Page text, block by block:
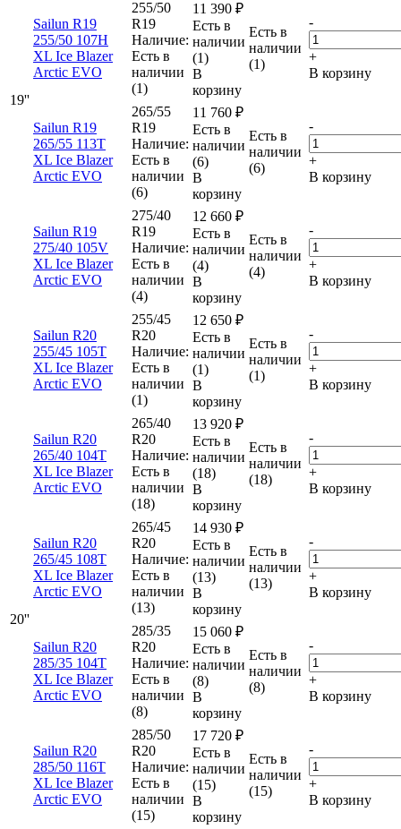
19''
Sailun R19
255/50 107H
XL Ice Blazer
Arctic EVO
255/50
R19
Наличие:
Есть в
наличии
(1)
11 390 ₽
Есть в
наличии
(1)
В
корзину
Есть в
наличии
(1)
-
+
В корзину
Sailun R19
265/55 113T
XL Ice Blazer
Arctic EVO
265/55
R19
Наличие:
Есть в
наличии
(6)
11 760 ₽
Есть в
наличии
(6)
В
корзину
Есть в
наличии
(6)
-
+
В корзину
Sailun R19
275/40 105V
XL Ice Blazer
Arctic EVO
275/40
R19
Наличие:
Есть в
наличии
(4)
12 660 ₽
Есть в
наличии
(4)
В
корзину
Есть в
наличии
(4)
-
+
В корзину
20''
Sailun R20
255/45 105T
XL Ice Blazer
Arctic EVO
255/45
R20
Наличие:
Есть в
наличии
(1)
12 650 ₽
Есть в
наличии
(1)
В
корзину
Есть в
наличии
(1)
-
+
В корзину
Sailun R20
265/40 104T
XL Ice Blazer
Arctic EVO
265/40
R20
Наличие:
Есть в
наличии
(18)
13 920 ₽
Есть в
наличии
(18)
В
корзину
Есть в
наличии
(18)
-
+
В корзину
Sailun R20
265/45 108T
XL Ice Blazer
Arctic EVO
265/45
R20
Наличие:
Есть в
наличии
(13)
14 930 ₽
Есть в
наличии
(13)
В
корзину
Есть в
наличии
(13)
-
+
В корзину
Sailun R20
285/35 104T
XL Ice Blazer
Arctic EVO
285/35
R20
Наличие:
Есть в
наличии
(8)
15 060 ₽
Есть в
наличии
(8)
В
корзину
Есть в
наличии
(8)
-
+
В корзину
Sailun R20
285/50 116T
XL Ice Blazer
Arctic EVO
285/50
R20
Наличие:
Есть в
наличии
(15)
17 720 ₽
Есть в
наличии
(15)
В
корзину
Есть в
наличии
(15)
-
+
В корзину